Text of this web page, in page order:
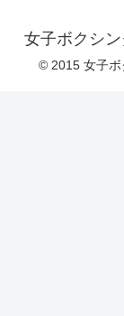
女子ボクシ
© 2015 女子